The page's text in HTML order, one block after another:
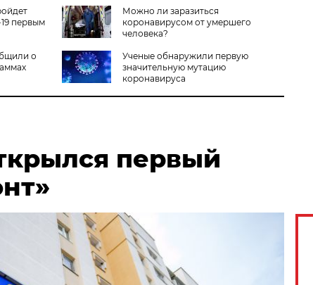
первым
Можно ли заразиться
коронавирусом от умершего
человека?
о
Ученые обнаружили первую
значительную мутацию
коронавируса
первый